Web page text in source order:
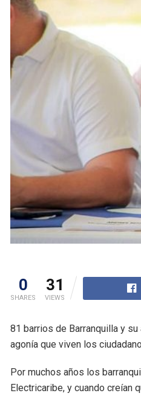
0
SHARES
31
VIEWS
81 barrios de Barranquilla y
agonía que viven los
Por muchos años los
Electricaribe, y cuando creían